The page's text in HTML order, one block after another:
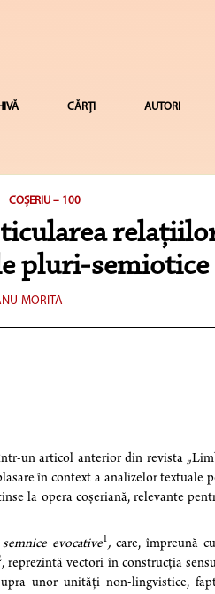
CĂRȚI AUTORI
COȘERIU – 100
pluri-semiotice
MORITA
un articol anterior din revista
în context a analizelor textuale
la opera coșeriană, relevante
evocative1,care, împreună
, reprezintă vectori în construcția
unor unități non-lingvistice,